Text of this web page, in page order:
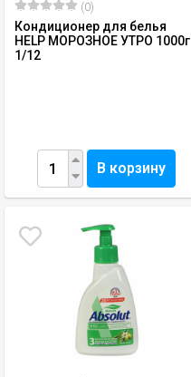
(0)
Кондиционер для белья
HELP МОРОЗНОЕ УТРО 1000г
1/12
В корзину